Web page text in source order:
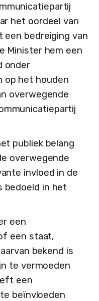
het oordeel van
een bedreiging van
Minister hem een
onder
op het houden
overwegende
publiek belang
overwegende
invloed in de
bedoeld in het
een
een staat,
bekend is
te vermoeden
een
beïnvloeden